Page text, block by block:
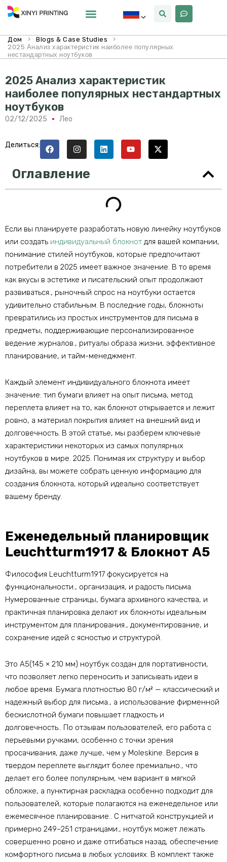
Дом > Blogs & Case Studies >
2025 Анализ характеристик наиболее популярных
нестандартных ноутбуков
2025 Анализ характеристик
наиболее популярных нестандартных
ноутбуков
02/12/2025 Лео
Делиться:
Оглавление
Если вы планируете разработать новую линейку ноутбуков
или создать индивидуальный блокнот для вашей компании,
понимание стилей ноутбуков, которые предпочитают
потребители в 2025 имеет важное значение. В то время
как вкусы в эстетике и писательский опыт продолжают
развиваться., рыночный спрос на ноутбуки остается
удивительно стабильным. В последние годы, блокноты
превратились из простых инструментов для письма в
предметы, поддерживающие персонализированное
ведение журналов., ритуалы образа жизни, эффективное
планирование, и тайм-менеджмент.
Каждый элемент индивидуального блокнота имеет
значение: тип бумаги влияет на опыт письма, метод
переплета влияет на то, как блокнот открывается и лежит
ровно, а материал покрытия влияет на внешний вид и
долговечность. В этой статье, мы разберем ключевые
характеристики некоторых из самых популярных
ноутбуков в мире. 2025. Понимая их структуру и выбор
дизайна, вы можете собрать ценную информацию для
создания блокнота, который идеально соответствует
вашему бренду.
Еженедельный планировщик
Leuchtturm1917 & Блокнот А5
Философия Leuchtturm1917 фокусируется на
функциональности., организация, и радость письма.
Нумерованные страницы, бумага архивного качества, и
практичная планировка делают их блокноты идеальным
инструментом для планирования., документирование, и
сохранение идей с ясностью и структурой.
Это А5(145 × 210 мм) ноутбук создан для портативности,
что позволяет легко переносить и записывать идеи в
любое время. Бумага плотностью 80 г/м² — классический и
надежный выбор для письма., а использование фирменной
бескислотной бумаги повышает гладкость и
долговечность.. По отзывам пользователей, его работа с
перьевыми ручками, особенно с точки зрения
просачивания, даже лучше, чем у Moleskine. Версия в
твердом переплете выглядит более премиально., что
делает его более популярным, чем вариант в мягкой
обложке, а пунктирная раскладка особенно подходит для
пользователей, которые полагаются на еженедельное или
ежемесячное планирование.. С нитчатой ​​конструкцией и
примерно 249–251 страницами., ноутбук может лежать
совершенно ровно и даже отгибаться назад, обеспечение
комфортного письма в любых условиях. В комплект также